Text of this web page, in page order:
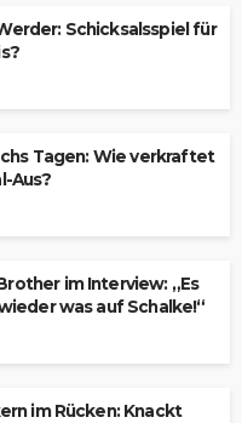
Schicksalsspiel für
Tagen: Wie verkraftet
Aus?
im Interview: „Es
was auf Schalke!“
im Rücken: Knackt